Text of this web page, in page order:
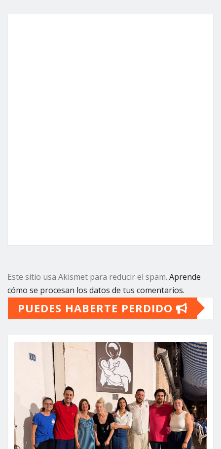
Este sitio usa Akismet para reducir el spam. Aprende
cómo se procesan los datos de tus comentarios.
PUEDES HABERTE PERDIDO